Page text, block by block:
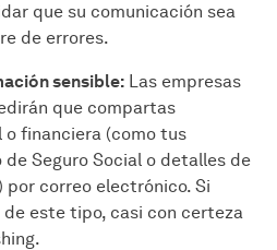
que su comunicación sea
de errores.
sensible: Las empresas
que compartas
financiera (como tus
Seguro Social o detalles de
correo electrónico. Si
este tipo, casi con certeza